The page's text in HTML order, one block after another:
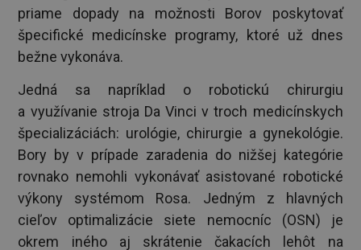
priame dopady na možnosti Borov poskytovať
špecifické medicínske programy, ktoré už dnes
bežne vykonáva.
Jedná sa napríklad o robotickú chirurgiu
a využívanie stroja Da Vinci v troch medicínskych
špecializáciách: urológie, chirurgie a gynekológie.
Bory by v prípade zaradenia do nižšej kategórie
rovnako nemohli vykonávať asistované robotické
výkony systémom Rosa. Jedným z hlavných
cieľov optimalizácie siete nemocníc (OSN) je
okrem iného aj skrátenie čakacích lehôt na